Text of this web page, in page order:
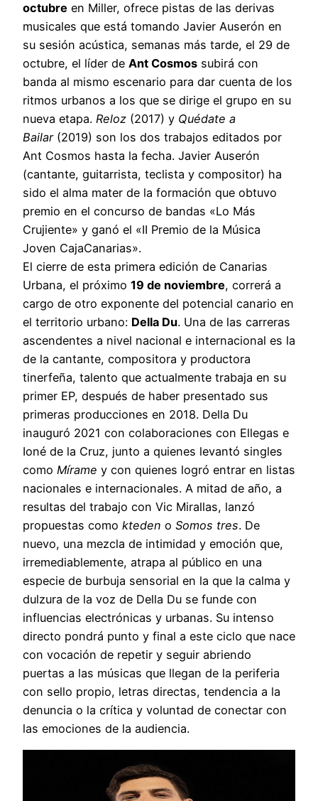
octubre en Miller, ofrece pistas de las derivas
musicales que está tomando Javier Auserón en
su sesión acústica, semanas más tarde, el 29 de
octubre, el líder de Ant Cosmos subirá con
banda al mismo escenario para dar cuenta de los
ritmos urbanos a los que se dirige el grupo en su
nueva etapa. Reloz (2017) y Quédate a
Bailar(2019) son los dos trabajos editados por
Ant Cosmos hasta la fecha. Javier Auserón
(cantante, guitarrista, teclista y compositor) ha
sido el alma mater de la formación que obtuvo
premio en el concurso de bandas «Lo Más
Crujiente» y ganó el «II Premio de la Música
Joven CajaCanarias».
El cierre de esta primera edición de Canarias
Urbana, el próximo 19 de noviembre, correrá a
cargo de otro exponente del potencial canario en
el territorio urbano: Della Du. Una de las carreras
ascendentes a nivel nacional e internacional es la
de la cantante, compositora y productora
tinerfeña, talento que actualmente trabaja en su
primer EP, después de haber presentado sus
primeras producciones en 2018. Della Du
inauguró 2021 con colaboraciones con Ellegas e
Ioné de la Cruz, junto a quienes levantó singles
como Mírame y con quienes logró entrar en listas
nacionales e internacionales. A mitad de año, a
resultas del trabajo con Vic Mirallas, lanzó
propuestas como kteden o Somos tres. De
nuevo, una mezcla de intimidad y emoción que,
irremediablemente, atrapa al público en una
especie de burbuja sensorial en la que la calma y
dulzura de la voz de Della Du se funde con
influencias electrónicas y urbanas. Su intenso
directo pondrá punto y final a este ciclo que nace
con vocación de repetir y seguir abriendo
puertas a las músicas que llegan de la periferia
con sello propio, letras directas, tendencia a la
denuncia o la crítica y voluntad de conectar con
las emociones de la audiencia.